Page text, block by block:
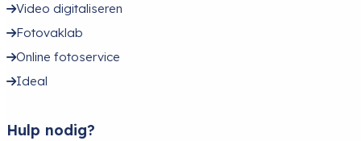
Video digitaliseren
Fotovaklab
Online fotoservice
Ideal
Hulp nodig?